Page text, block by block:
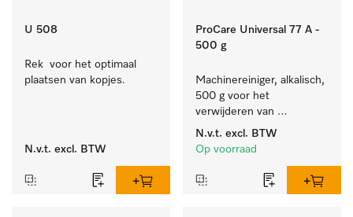
U 508
Rek  voor het optimaal
plaatsen van kopjes.
N.v.t. excl. BTW
ProCare Universal 77 A -
500 g
Machinereiniger, alkalisch,
500 g voor het
verwijderen van
hardnekkige
zetmeelaanslag.
N.v.t. excl. BTW
Op voorraad